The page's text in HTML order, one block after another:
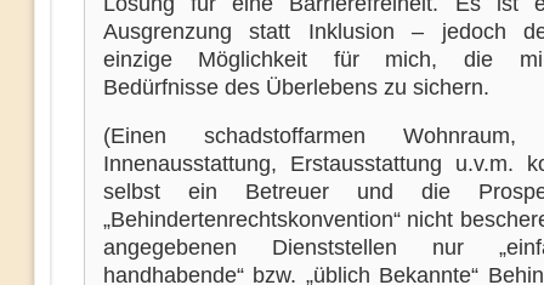
Ausgrenzung statt Inklusion – jedoch
einzige Möglichkeit für mich, die
Bedürfnisse des Überlebens zu sichern.
(Einen schadstoffarmen Wohnraum,
Innenausstattung, Erstausstattung u.v.m.
selbst ein Betreuer und die
„Behindertenrechtskonvention“ nicht
angegebenen Dienststellen nur
handhabende“ bzw. „üblich Bekannte“